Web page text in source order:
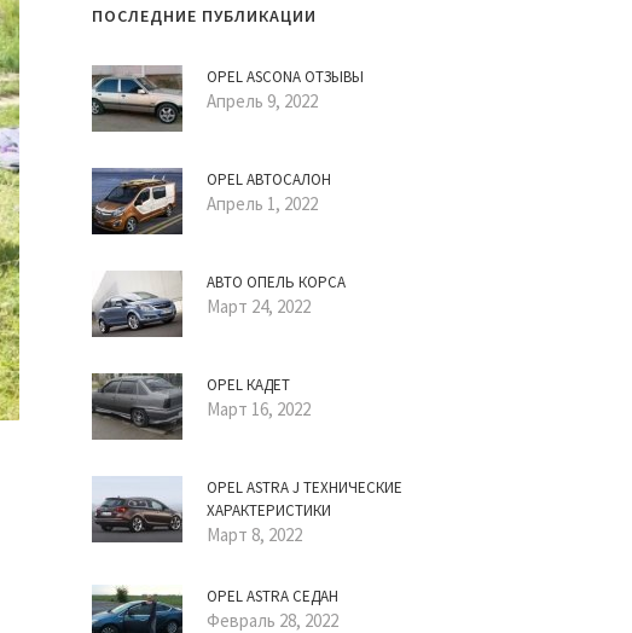
ПОСЛЕДНИЕ ПУБЛИКАЦИИ
OPEL ASCONA ОТЗЫВЫ
Апрель 9, 2022
OPEL АВТОСАЛОН
Апрель 1, 2022
АВТО ОПЕЛЬ КОРСА
Март 24, 2022
OPEL КАДЕТ
Март 16, 2022
OPEL ASTRA J ТЕХНИЧЕСКИЕ
ХАРАКТЕРИСТИКИ
Март 8, 2022
OPEL ASTRA СЕДАН
Февраль 28, 2022